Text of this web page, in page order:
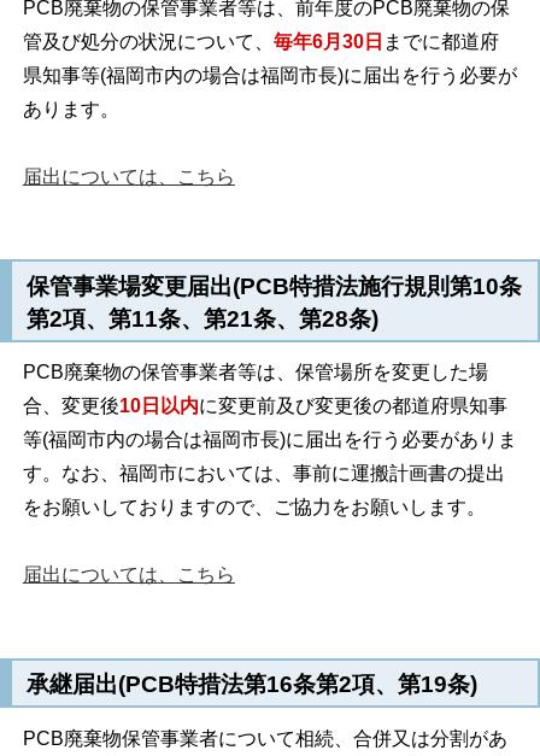
PCB廃棄物の保管事業者等は、前年度のPCB廃棄物の保
管及び処分の状況について、 毎年6月30日 までに都道府
県知事等(福岡市内の場合は福岡市長)に届出を行う必要が
あります。
届出については、こちら
保管事業場変更届出(PCB特措法施行規則第10条
第2項、第11条、第21条、第28条)
PCB廃棄物の保管事業者等は、保管場所を変更した場
合、変更後10日以内に変更前及び変更後の都道府県知事
等(福岡市内の場合は福岡市長)に届出を行う必要がありま
す。なお、福岡市においては、事前に運搬計画書の提出
をお願いしておりますので、ご協力をお願いします。
届出については、こちら
承継届出(PCB特措法第16条第2項、第19条)
PCB廃棄物保管事業者について相続、合併又は分割があ